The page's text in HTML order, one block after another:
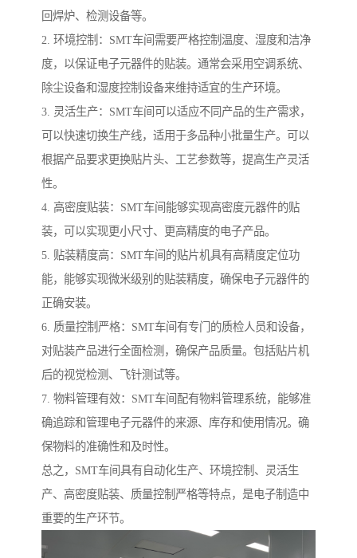
回焊炉、检测设备等。
2. 环境控制：SMT车间需要严格控制温度、湿度和洁净
度，以保证电子元器件的贴装。通常会采用空调系统、
除尘设备和湿度控制设备来维持适宜的生产环境。
3. 灵活生产：SMT车间可以适应不同产品的生产需求，
可以快速切换生产线，适用于多品种小批量生产。可以
根据产品要求更换贴片头、工艺参数等，提高生产灵活
性。
4. 高密度贴装：SMT车间能够实现高密度元器件的贴
装，可以实现更小尺寸、更高精度的电子产品。
5. 贴装精度高：SMT车间的贴片机具有高精度定位功
能，能够实现微米级别的贴装精度，确保电子元器件的
正确安装。
6. 质量控制严格：SMT车间有专门的质检人员和设备，
对贴装产品进行全面检测，确保产品质量。包括贴片机
后的视觉检测、飞针测试等。
7. 物料管理有效：SMT车间配有物料管理系统，能够准
确追踪和管理电子元器件的来源、库存和使用情况。确
保物料的准确性和及时性。
总之，SMT车间具有自动化生产、环境控制、灵活生
产、高密度贴装、质量控制严格等特点，是电子制造中
重要的生产环节。